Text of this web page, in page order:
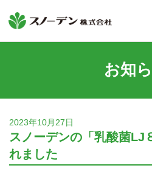
お知
2023年10月27日
スノーデンの「乳酸菌LJ
れました